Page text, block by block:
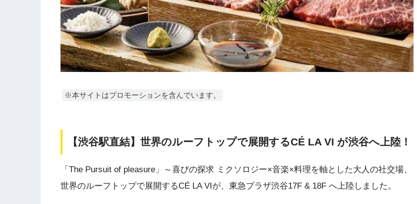
※本サイトはプロモーションを含んでいます。
【渋谷駅直結】​世界のルーフトップで展開するCÉ LA VI が渋谷へ上陸！
「The Pursuit of pleasure」～喜びの探求 ミクソロジー×音楽×料理を軸とした大人の社交場、
世界のルーフトップで展開するCÉ LA VIが、東急プラザ渋谷17F & 18F へ上陸しました。